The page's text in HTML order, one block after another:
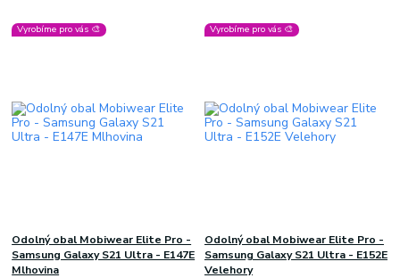
Vyrobíme pro vás 🎨
Odolný obal Mobiwear Elite Pro -
Samsung Galaxy S21 Ultra - E147E
Mlhovina
Vyrobíme pro vás 🎨
Odolný obal Mobiwear Elite Pro -
Samsung Galaxy S21 Ultra - E152E
Velehory